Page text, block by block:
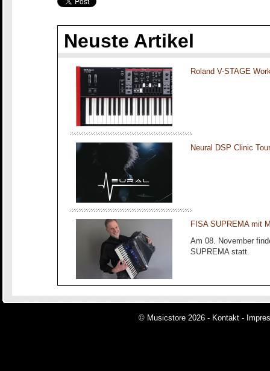
Neuste Artikel
Roland V-STAGE
Neural DSP Clinic
FISA SUPREMA mit
Am 08. November
SUPREMA statt.
© Musicstore 2026 - Kontakt -